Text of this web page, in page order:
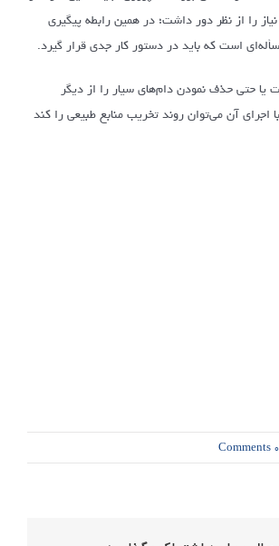
را از نظر دور داشت؛ در همین رابطه پیگیری
است که باید در دستور کار جدی قرار گیرد.
یا حتی حذف نمودن دام‌های سیار را از دیگر
اجرای آن می‌توان روند تخریب منابع طبیعی را کند
۰ Comments